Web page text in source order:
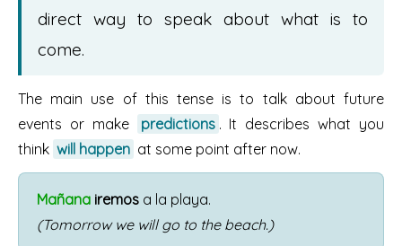
direct way to speak about what is to
come.
The main use of this tense is to talk about future
events or make
predictions . It describes what you
think will happen at some point after now.
Mañana iremos a la playa.
(Tomorrow we will go to the beach.)